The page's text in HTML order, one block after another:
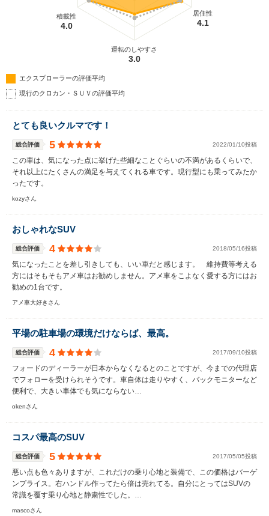
居住性
4.1
運転のしやすさ
3.0
積載性
4.0
エクスプローラーの評価平均
現行のクロカン・ＳＵＶの評価平均
とても良いクルマです！
総合評価 5 2022/01/10投稿
この車は、気になった点に挙げた些細なことぐらいの不満があるくらいで、
それ以上にたくさんの満足を与えてくれる車です。現行型にも乗ってみたか
ったです。
kozyさん
おしゃれなSUV
総合評価 4 2018/05/16投稿
気になったことを差し引きしても、いい車だと感じます。 維持費等考える
方にはそもそもアメ車はお勧めしません。アメ車をこよなく愛する方にはお
勧めの1台です。
アメ車大好きさん
平場の駐車場の環境だけならば、最高。
総合評価 4 2017/09/10投稿
フォードのディーラーが日本からなくなるとのことですが、今までの代理店
でフォローを受けられそうです。車自体は走りやすく、バックモニターなど
便利で、大きい車体でも気にならない…
okenさん
コスパ最高のSUV
総合評価 5 2017/05/05投稿
悪い点も色々ありますが、これだけの乗り心地と装備で、この価格はバーゲ
ンプライス。右ハンドル作ってたら倍は売れてる。自分にとってはSUVの
常識を覆す乗り心地と静粛性でした。…
mascoさん